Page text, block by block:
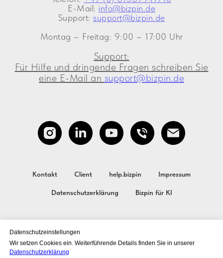
E-Mail: info@bizpin.de
Support: support@bizpin.de
Montag – Freitag: 9:00 – 17:00 Uhr
Support:
Für Hilfe und dringende Fragen schreiben Sie
eine E-Mail an support@bizpin.de
Kontakt Client help.bizpin Impressum
Datenschutzerklärung Bizpin für KI
Datenschutzeinstellungen
Wir setzen Cookies ein. Weiterführende Details finden Sie in unserer
Datenschutzerklärung